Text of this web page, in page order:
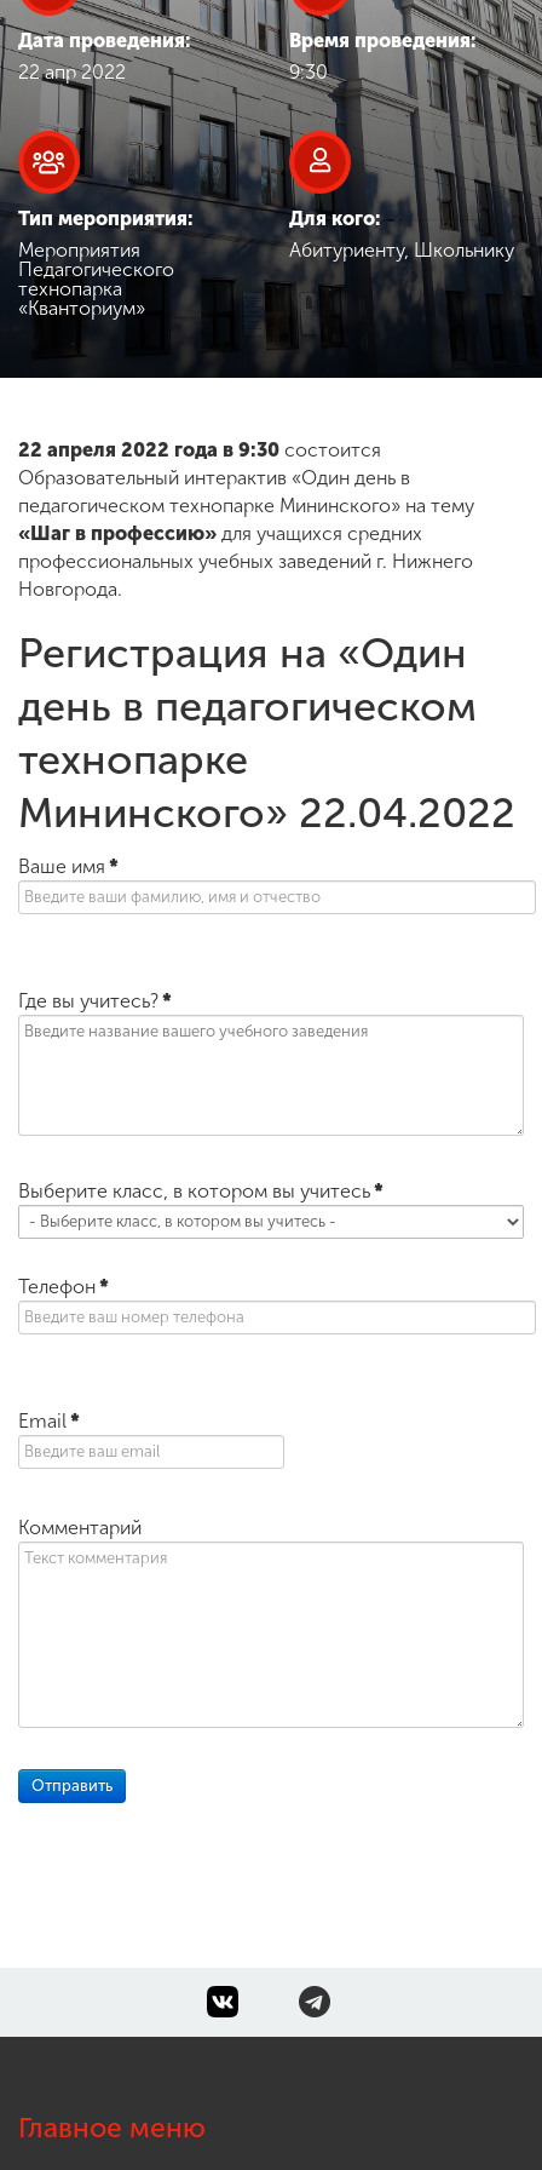
Наука
Международная
деятельность
Другие виды
деятельности
Сведения об
образовательной
организации
комиссия
+7 (831) 262-26-20
Дата проведения:
22 апр 2022
Время проведения:
9:30
Тип мероприятия:
Мероприятия
Педагогического
технопарка
«Кванториум»
Для кого:
Абитуриенту, Школьнику
22 апреля 2022 года в 9:30 состоится
Образовательный интерактив «Один день в
педагогическом технопарке Мининского» на тему
«Шаг в профессию» для учащихся средних
профессиональных учебных заведений г. Нижнего
Новгорода.
Регистрация на «Один
день в педагогическом
технопарке
Мининского» 22.04.2022
Ваше имя *
Где вы учитесь?*
Выберите класс, в котором вы учитесь*
Телефон*
Email *
Комментарий
Главное меню